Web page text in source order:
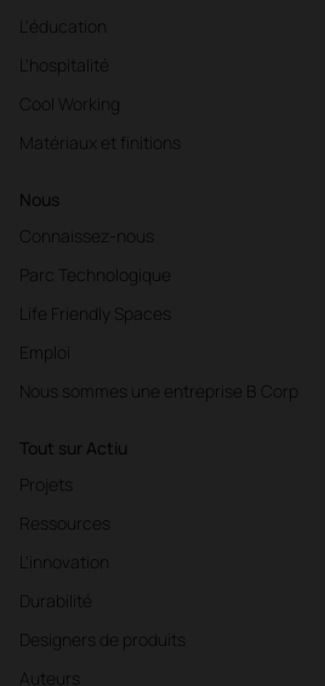
L'éducation
L'hospitalité
Cool Working
Matériaux et finitions
Nous
Connaissez-nous
Parc Technologique
Life Friendly Spaces
Emploi
Nous sommes une entreprise B Corp
Tout sur Actiu
Projets
Ressources
L'innovation
Durabilité
Designers de produits
Auteurs